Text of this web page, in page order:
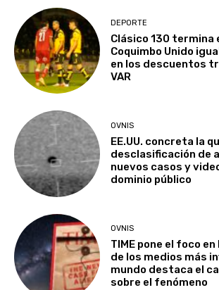
DEPORTE
Clásico 130 termina
Coquimbo Unido
en los descuentos
VAR
OVNIS
EE.UU. concreta la
desclasificación de
nuevos casos y
dominio público
OVNIS
TIME pone el foco en
de los medios más
mundo destaca el
sobre el fenómeno